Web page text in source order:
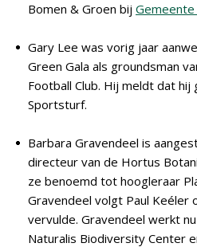
Bomen & Groen bij
Gary Lee was vorig jaar
Green Gala als groundsman
Football Club. Hij meldt dat
Sportsturf.
Barbara Gravendeel is
directeur van de Hortus
ze benoemd tot hoogleraar
Gravendeel volgt Paul Keéler
vervulde. Gravendeel werkt
Naturalis Biodiversity Center